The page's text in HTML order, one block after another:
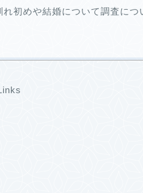
初めや結婚について調査につ